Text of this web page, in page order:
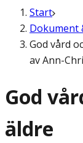
Start
Dokument
God vård
av Ann-
God
äldre